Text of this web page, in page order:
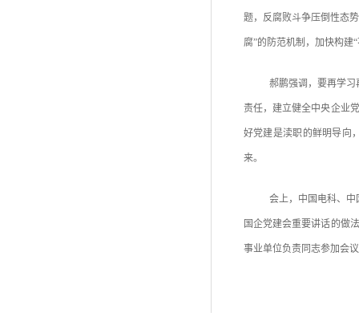
题，反腐败斗争压倒性态
腐”的防范机制，加快构建
郝鹏强调，要再学
责任，建立健全中央企业
好党建是渎职的鲜明导向
来。
会上，中国电科、
国企党建会重要讲话的做
事业单位负责同志参加会